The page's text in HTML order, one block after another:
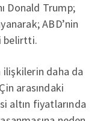
Donald Trump;
ABD’nin
belirtti.
ilişkilerin daha da
arasındaki
altın fiyatlarında